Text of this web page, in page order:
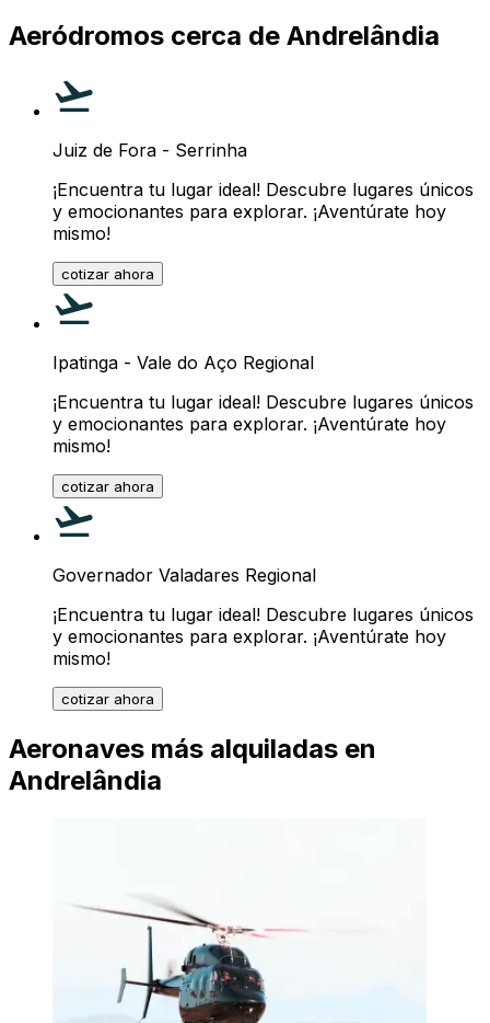
Aeródromos cerca de Andrelândia
Juiz de Fora - Serrinha
¡Encuentra tu lugar ideal! Descubre lugares únicos
y emocionantes para explorar. ¡Aventúrate hoy
mismo!
cotizar ahora
Ipatinga - Vale do Aço Regional
¡Encuentra tu lugar ideal! Descubre lugares únicos
y emocionantes para explorar. ¡Aventúrate hoy
mismo!
cotizar ahora
Governador Valadares Regional
¡Encuentra tu lugar ideal! Descubre lugares únicos
y emocionantes para explorar. ¡Aventúrate hoy
mismo!
cotizar ahora
Aeronaves más alquiladas en
Andrelândia